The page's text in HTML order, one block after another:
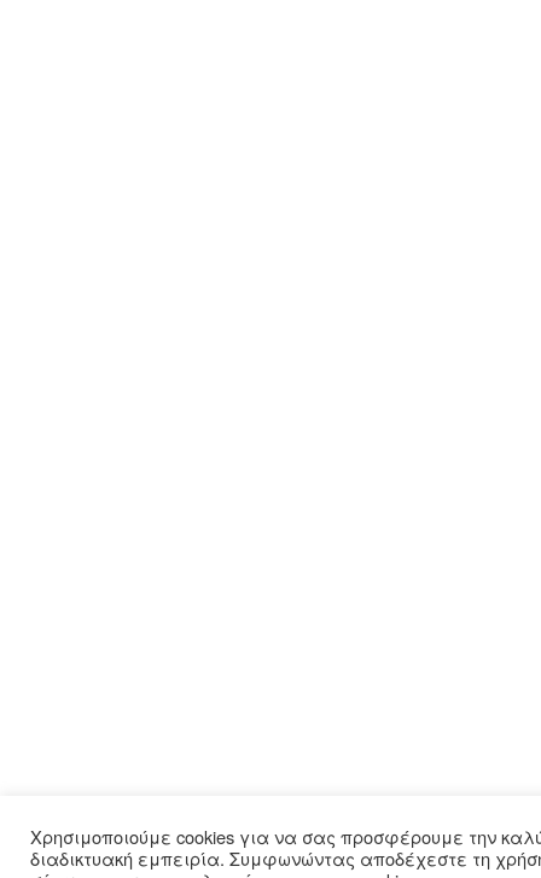
Χρησιμοποιούμε cookies για να σας προσφέρουμε την
διαδικτυακή εμπειρία. Συμφωνώντας αποδέχεστε τη